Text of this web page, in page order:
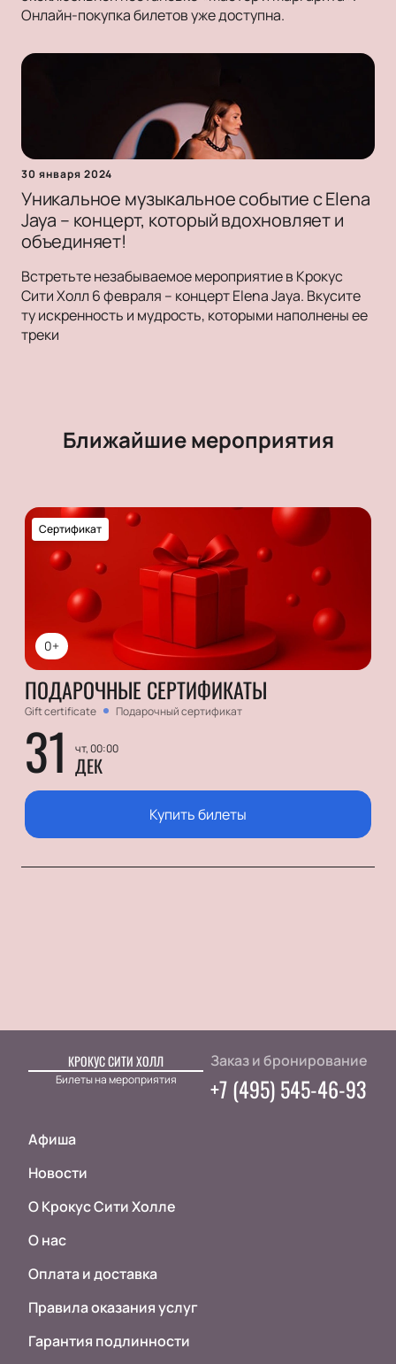
Онлайн-покупка билетов уже доступна.
30 января 2024
Уникальное музыкальное событие с Elena
Jaya – концерт, который вдохновляет и
объединяет!
Встретьте незабываемое мероприятие в Крокус
Сити Холл 6 февраля – концерт Elena Jaya. Вкусите
ту искренность и мудрость, которыми наполнены ее
треки
Ближайшие мероприятия
0+
Сертификат
ПОДАРОЧНЫЕ СЕРТИФИКАТЫ
Gift certificate Подарочный сертификат
31 чт, 00:00
ДЕК
Купить билеты
КРОКУС СИТИ ХОЛЛ
Билеты на мероприятия
Афиша
Новости
О Крокус Сити Холле
О нас
Оплата и доставка
Правила оказания услуг
Гарантия подлинности
Заказ и бронирование
+7 (495) 545-46-93